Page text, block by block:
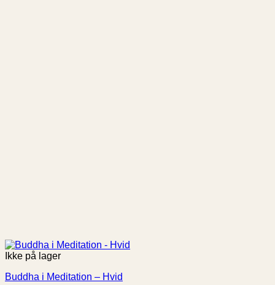
Ikke på lager
Buddha i Meditation – Hvid